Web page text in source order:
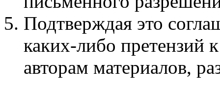
Подтверждая это
каких-либо претензий
авторам материалов,